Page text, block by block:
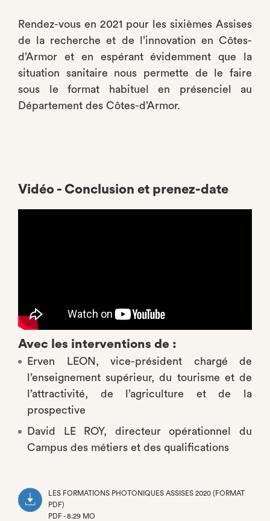
Rendez-vous en 2021 pour les sixièmes Assises
de la recherche et de l’innovation en Côtes-
d’Armor et en espérant évidemment que la
situation sanitaire nous permette de le faire
sous le format habituel en présenciel au
Département des Côtes-d’Armor.
Vidéo - Conclusion et prenez-date
Avec les interventions de :
Erven LEON, vice-président chargé de
l’enseignement supérieur, du tourisme et de
l’attractivité, de l’agriculture et de la
prospective
David LE ROY, directeur opérationnel du
Campus des métiers et des qualifications
LES FORMATIONS PHOTONIQUES ASSISES 2020 (FORMAT
PDF)
PDF - 8.29 MO